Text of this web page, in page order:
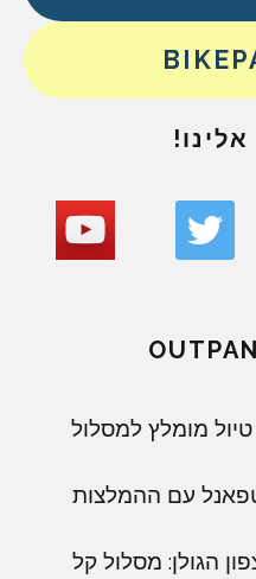
מומלץ למסלול
עם ההמלצות
הגולן: מסלול קל